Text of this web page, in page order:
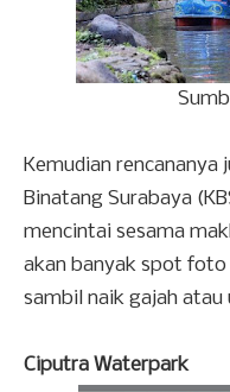
Kemudian rencananya
Binatang Surabaya
mencintai sesama
akan banyak spot foto
sambil naik gajah atau
Ciputra Waterpark